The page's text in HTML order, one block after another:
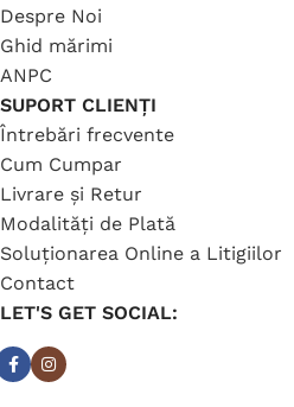
Despre Noi
Ghid mărimi
ANPC
SUPORT CLIENȚI
Întrebări frecvente
Cum Cumpar
Livrare și Retur
Modalități de Plată
Soluționarea Online a Litigiilor
Contact
LET'S GET SOCIAL: